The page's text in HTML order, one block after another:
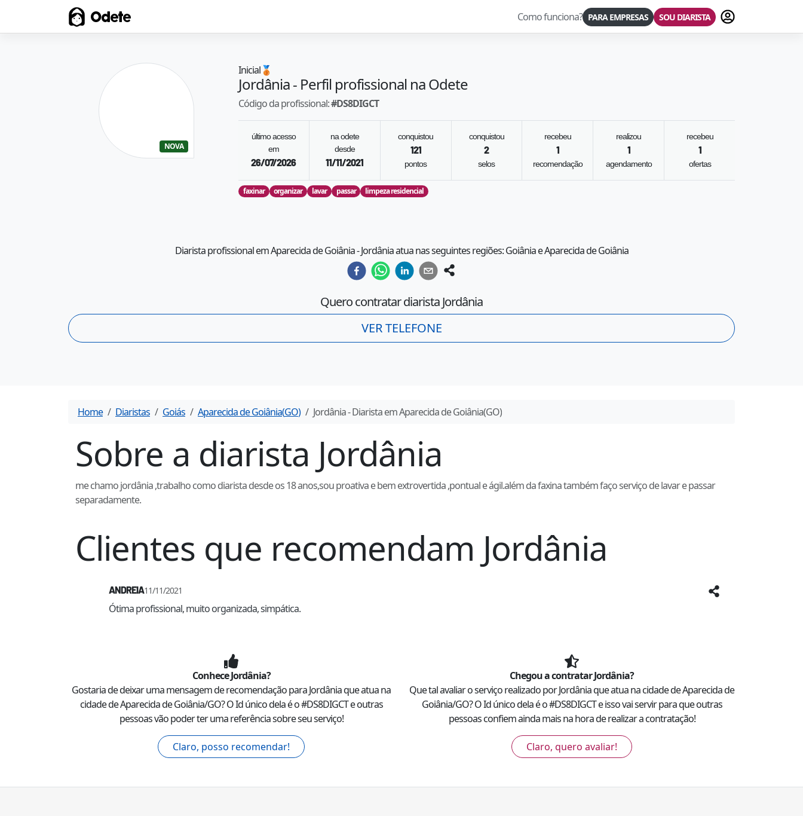
Odete Como funciona? PARA EMPRESAS SOU DIARISTA Fazer login
NOVA
Inicial🥉
Jordânia- Perfil profissional na Odete
Código da profissional:#DS8DIGCT
último acesso
em
26/07/2026
na odete
desde
11/11/2021
conquistou
121
pontos
conquistou
2
selos
recebeu
1
recomendação
realizou
1
agendamento
recebeu
1
ofertas
faxinar organizar lavar passar limpeza residencial
Diarista profissional em Aparecida de Goiânia - Jordânia atua nas seguintes regiões: Goiânia e Aparecida de Goiânia
Quero contratar diaristaJordânia
VER TELEFONE
Home Diaristas Goiás Aparecida de Goiânia(GO) Jordânia- Diarista emAparecida de Goiânia(GO)
Sobre a diarista Jordânia
me chamo jordânia ,trabalho como diarista desde os 18 anos,sou proativa e bem extrovertida ,pontual e ágil.além da faxina também faço serviço de lavar e passar
separadamente.
Clientes que recomendam Jordânia
ANDREIA11/11/2021
Ótima profissional, muito organizada, simpática.
ConheceJordânia?
Gostaria de deixar uma mensagem de recomendação paraJordâniaque atua na
cidade deAparecida de Goiânia/GO? O Id único dela é o #DS8DIGCTe outras
pessoas vão poder ter uma referência sobre seu serviço!
Claro, posso recomendar!
Chegou a contratarJordânia?
Que tal avaliar o serviço realizado porJordâniaque atua na cidade deAparecida de
Goiânia/GO? O Id único dela é o #DS8DIGCTe isso vai servir para que outras
pessoas confiem ainda mais na hora de realizar a contratação!
Claro, quero avaliar!